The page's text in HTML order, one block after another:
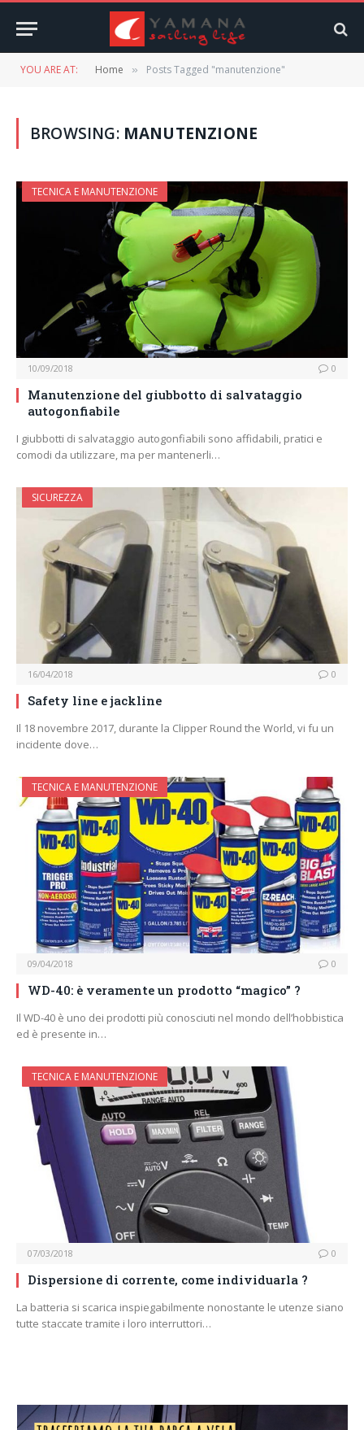
YOU ARE AT: Home » Posts Tagged "manutenzione"
BROWSING: MANUTENZIONE
TECNICA E MANUTENZIONE
10/09/2018 0
Manutenzione del giubbotto di salvataggio
autogonfiabile
I giubbotti di salvataggio autogonfiabili sono affidabili, pratici e
comodi da utilizzare, ma per mantenerli…
SICUREZZA
16/04/2018 0
Safety line e jackline
Il 18 novembre 2017, durante la Clipper Round the World, vi fu un
incidente dove…
TECNICA E MANUTENZIONE
09/04/2018 0
WD-40: è veramente un prodotto “magico” ?
Il WD-40 è uno dei prodotti più conosciuti nel mondo dell’hobbistica
ed è presente in…
TECNICA E MANUTENZIONE
07/03/2018 0
Dispersione di corrente, come individuarla ?
La batteria si scarica inspiegabilmente nonostante le utenze siano
tutte staccate tramite i loro interruttori…